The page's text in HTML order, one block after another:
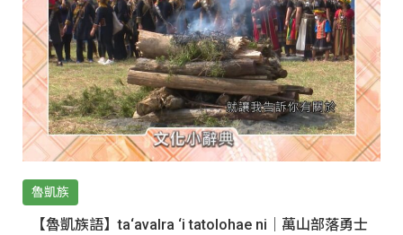
魯凱族
【魯凱族語】ta‘avalra ‘i tatolohae ni｜萬山部落勇士